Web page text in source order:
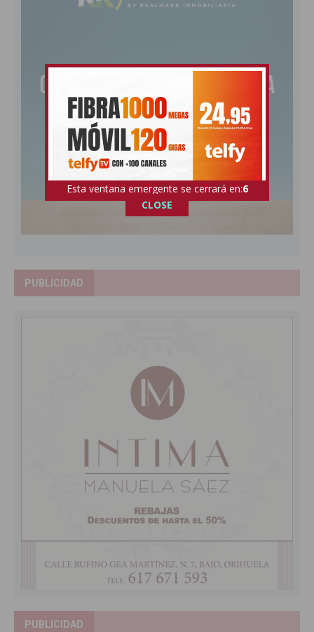
PUBLICIDAD
PUBLICIDAD
Esta ventana emergente se cerrará en:5
CLOSE